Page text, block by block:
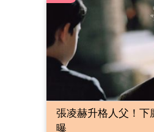
張凌赫升格人父！下
曝